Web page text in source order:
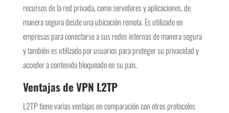
recursos de la red privada, como servidores y aplicaciones, de
manera segura desde una ubicación remota. Es utilizado en
empresas para conectarse a sus redes internas de manera segura
y también es utilizado por usuarios para proteger su privacidad y
acceder a contenido bloqueado en su país.
Ventajas de VPN L2TP
L2TP tiene varias ventajas en comparación con otros protocolos